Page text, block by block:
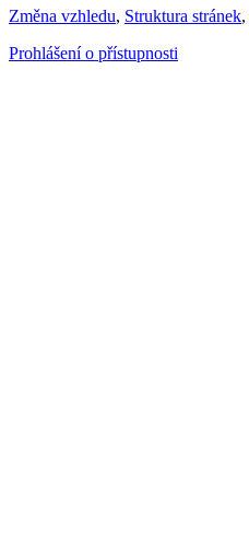
Změna vzhledu, Struktura stránek,
Prohlášení o přístupnosti